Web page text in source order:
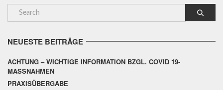
NEUESTE BEITRÄGE
ACHTUNG – WICHTIGE INFORMATION BZGL. COVID 19-
MASSNAHMEN
PRAXISÜBERGABE